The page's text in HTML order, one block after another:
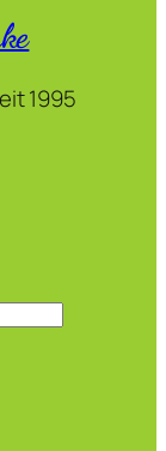
1995